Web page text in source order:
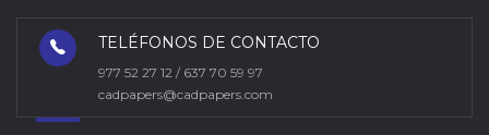
TELÉFONOS DE CONTACTO
977 52 27 12 / 637 70 59 97
cadpapers@cadpapers.com